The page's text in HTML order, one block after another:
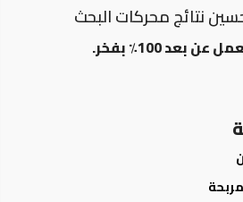
نتائج محركات البحث